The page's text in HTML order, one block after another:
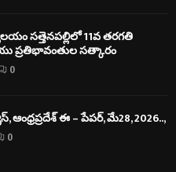
సత్తెనపల్లిలో 11వ తరగతి
ప్రతిభావంతుల సత్కారం
0
ఆంధ్రప్రదేశ్ ఈ – పేపర్, మే28, 2026..,
0